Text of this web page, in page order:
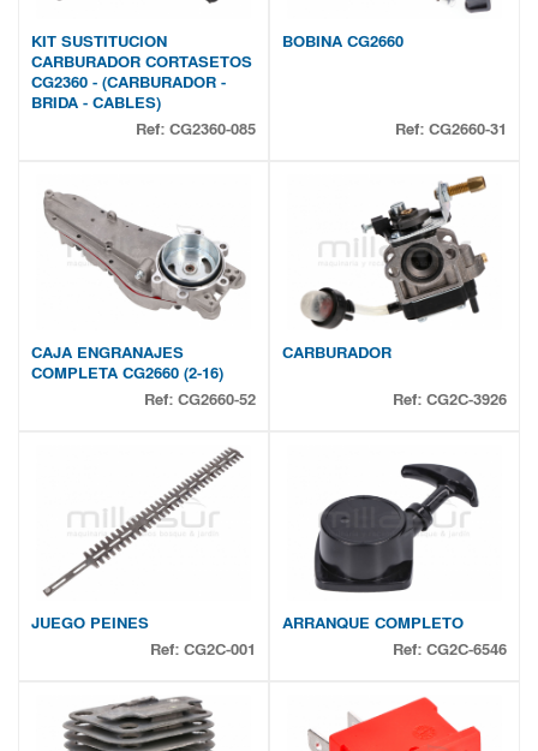
KIT SUSTITUCION
CARBURADOR CORTASETOS
CG2360 - (CARBURADOR -
BRIDA - CABLES)
Ref: CG2360-085
BOBINA CG2660
Ref: CG2660-31
CAJA ENGRANAJES
COMPLETA CG2660 (2-16)
Ref: CG2660-52
CARBURADOR
Ref: CG2C-3926
JUEGO PEINES
Ref: CG2C-001
ARRANQUE COMPLETO
Ref: CG2C-6546